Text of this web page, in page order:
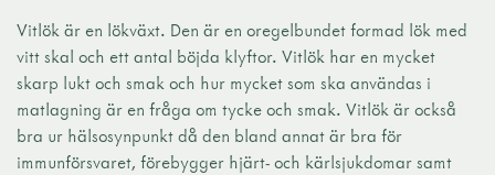
Vitlök är en lökväxt. Den är en oregelbundet formad lök med
vitt skal och ett antal böjda klyftor. Vitlök har en mycket
skarp lukt och smak och hur mycket som ska användas i
matlagning är en fråga om tycke och smak. Vitlök är också
bra ur hälsosynpunkt då den bland annat är bra för
immunförsvaret, förebygger hjärt- och kärlsjukdomar samt